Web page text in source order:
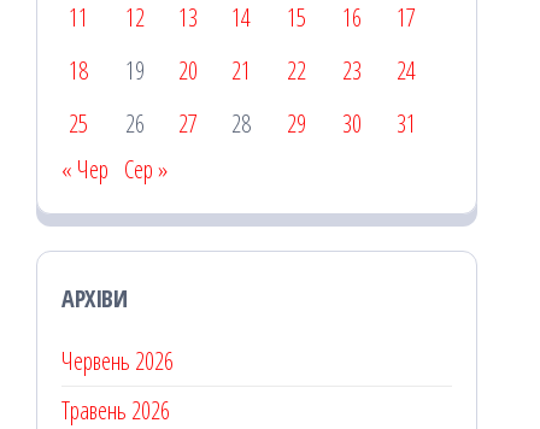
11
12 13 14 15 16
17
18
19 20 21 22 23
24
25
26 27 28 29 30
31
« Чер Сер »
АРХІВИ
Червень 2026
Травень 2026